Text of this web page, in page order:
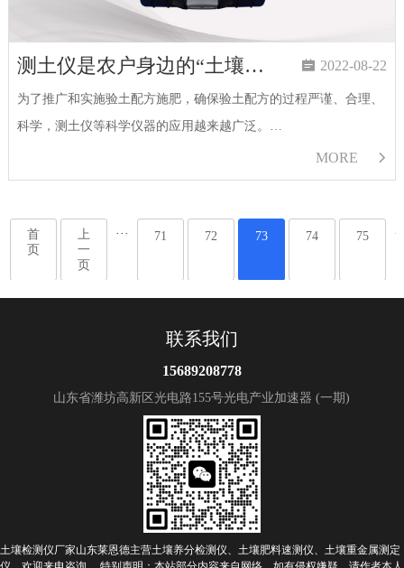
测土仪是农户身边的“土壤医生”  2022-08-22
为了推广和实施验土配方施肥，确保验土配方的过程严谨、合理、
科学，测土仪等科学仪器的应用越来越广泛。…
MORE 
首
页
上
一
页
··· 71 72 73 74 75
联系我们
15689208778
山东省潍坊高新区光电路155号光电产业加速器 (一期)
土壤检测仪厂家山东莱恩德主营土壤养分检测仪、土壤肥料速测仪、土壤重金属测定